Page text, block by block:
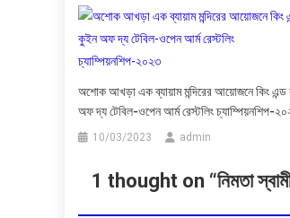
অশোক আখড়া এক ব্যায়াম মন্দিরের আয়োজনে কিং
অফ দ্য টেবিল-ওপেন আর্ম রেস্টলিং চ্যাম্পিয়নশিপ-
10/03/2023 admin
1 thought on “নিমতা